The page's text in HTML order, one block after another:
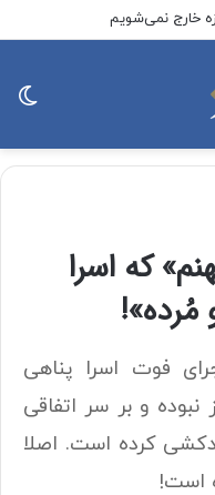
که اسرا
فوت اسرا پناهی
و بر سر اتفاقی
کرده است. اصلا
است!